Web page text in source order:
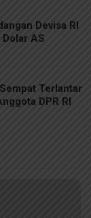
Devisa RI
AS
Terlantar
DPR RI